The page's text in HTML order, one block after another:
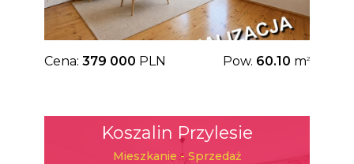
Cena: 379 000 PLN Pow. 60.10 m2
Koszalin Przylesie
Mieszkanie - Sprzedaż